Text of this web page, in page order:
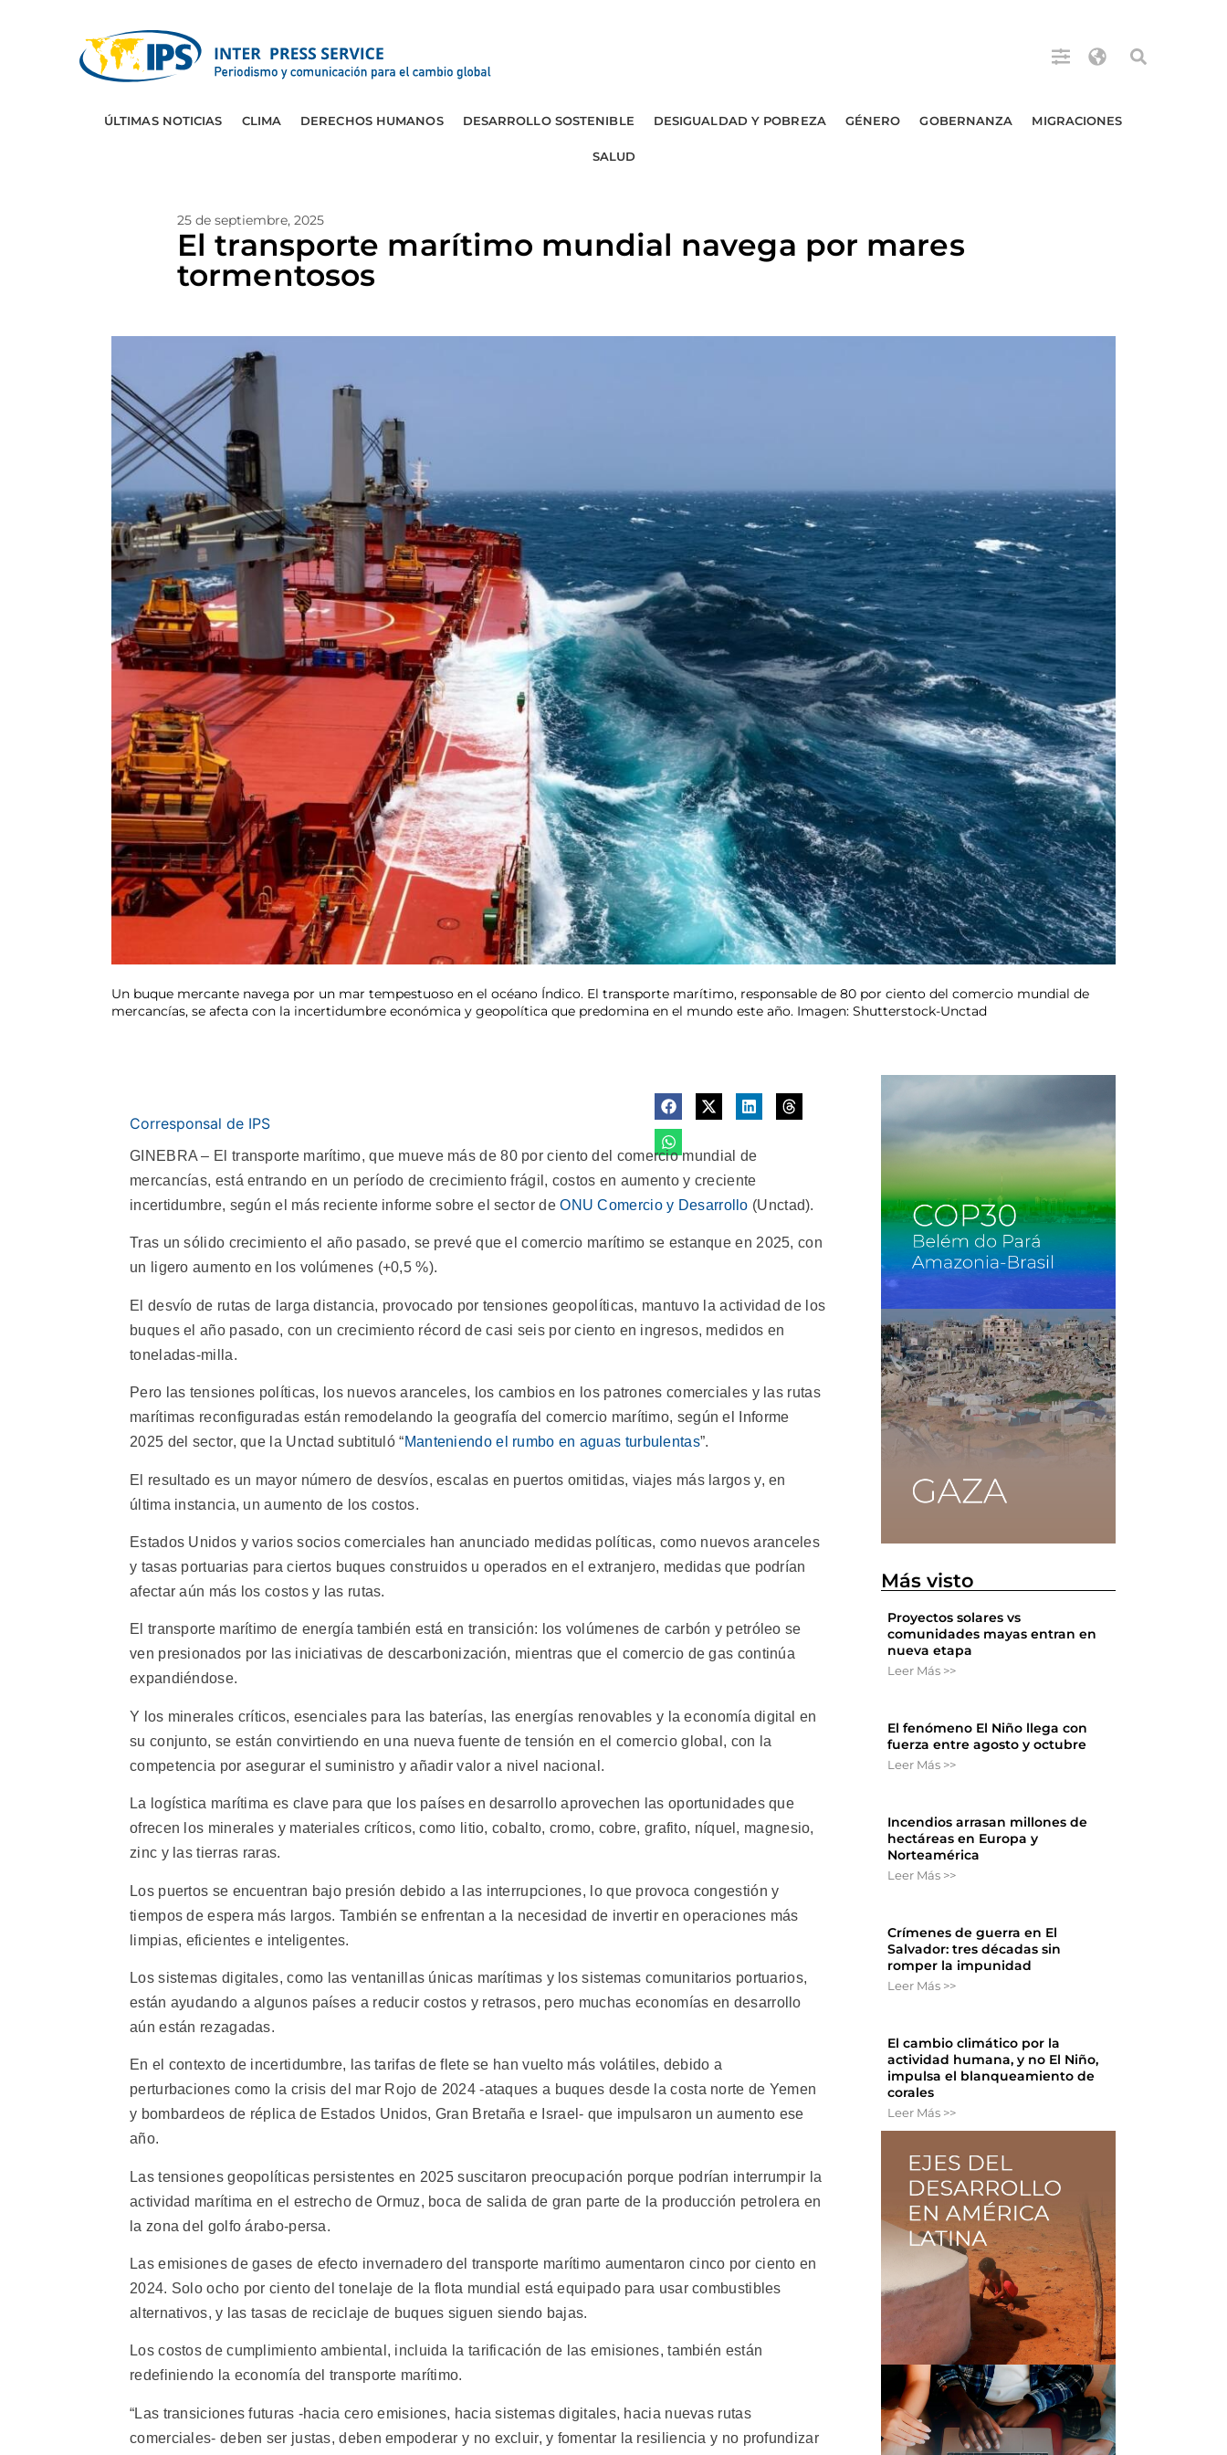
ÚLTIMAS NOTICIAS CLIMA DERECHOS HUMANOS DESARROLLO SOSTENIBLE DESIGUALDAD Y POBREZA GÉNERO GOBERNANZA MIGRACIONES
SALUD
25 de septiembre, 2025
El transporte marítimo mundial navega por mares
tormentosos
Un buque mercante navega por un mar tempestuoso en el océano Índico. El transporte marítimo, responsable de 80 por ciento del comercio mundial de
mercancías, se afecta con la incertidumbre económica y geopolítica que predomina en el mundo este año. Imagen: Shutterstock-Unctad
Corresponsal de IPS
GINEBRA – El transporte marítimo, que mueve más de 80 por ciento del comercio mundial de
mercancías, está entrando en un período de crecimiento frágil, costos en aumento y creciente
incertidumbre, según el más reciente informe sobre el sector deONU Comercio y Desarrollo (Unctad).
Tras un sólido crecimiento el año pasado, se prevé que el comercio marítimo se estanque en 2025, con
un ligero aumento en los volúmenes (+0,5 %).
El desvío de rutas de larga distancia, provocado por tensiones geopolíticas, mantuvo la actividad de los
buques el año pasado, con un crecimiento récord de casi seis por ciento en ingresos, medidos en
toneladas-milla.
Pero las tensiones políticas, los nuevos aranceles, los cambios en los patrones comerciales y las rutas
marítimas reconfiguradas están remodelando la geografía del comercio marítimo, según el Informe
2025 del sector, que la Unctad subtituló “Manteniendo el rumbo en aguas turbulentas”.
El resultado es un mayor número de desvíos, escalas en puertos omitidas, viajes más largos y, en
última instancia, un aumento de los costos.
Estados Unidos y varios socios comerciales han anunciado medidas políticas, como nuevos aranceles
y tasas portuarias para ciertos buques construidos u operados en el extranjero, medidas que podrían
afectar aún más los costos y las rutas.
El transporte marítimo de energía también está en transición: los volúmenes de carbón y petróleo se
ven presionados por las iniciativas de descarbonización, mientras que el comercio de gas continúa
expandiéndose.
Y los minerales críticos, esenciales para las baterías, las energías renovables y la economía digital en
su conjunto, se están convirtiendo en una nueva fuente de tensión en el comercio global, con la
competencia por asegurar el suministro y añadir valor a nivel nacional.
La logística marítima es clave para que los países en desarrollo aprovechen las oportunidades que
ofrecen los minerales y materiales críticos, como litio, cobalto, cromo, cobre, grafito, níquel, magnesio,
zinc y las tierras raras.
Los puertos se encuentran bajo presión debido a las interrupciones, lo que provoca congestión y
tiempos de espera más largos. También se enfrentan a la necesidad de invertir en operaciones más
limpias, eficientes e inteligentes.
Los sistemas digitales, como las ventanillas únicas marítimas y los sistemas comunitarios portuarios,
están ayudando a algunos países a reducir costos y retrasos, pero muchas economías en desarrollo
aún están rezagadas.
En el contexto de incertidumbre, las tarifas de flete se han vuelto más volátiles, debido a
perturbaciones como la crisis del mar Rojo de 2024 -ataques a buques desde la costa norte de Yemen
y bombardeos de réplica de Estados Unidos, Gran Bretaña e Israel- que impulsaron un aumento ese
año.
Las tensiones geopolíticas persistentes en 2025 suscitaron preocupación porque podrían interrumpir la
actividad marítima en el estrecho de Ormuz, boca de salida de gran parte de la producción petrolera en
la zona del golfo árabo-persa.
Las emisiones de gases de efecto invernadero del transporte marítimo aumentaron cinco por ciento en
2024. Solo ocho por ciento del tonelaje de la flota mundial está equipado para usar combustibles
alternativos, y las tasas de reciclaje de buques siguen siendo bajas.
Los costos de cumplimiento ambiental, incluida la tarificación de las emisiones, también están
redefiniendo la economía del transporte marítimo.
“Las transiciones futuras -hacia cero emisiones, hacia sistemas digitales, hacia nuevas rutas
comerciales- deben ser justas, deben empoderar y no excluir, y fomentar la resiliencia y no profundizar
Más visto
Proyectos solares vs
comunidades mayas entran en
nueva etapa
Leer Más >>
El fenómeno El Niño llega con
fuerza entre agosto y octubre
Leer Más >>
Incendios arrasan millones de
hectáreas en Europa y
Norteamérica
Leer Más >>
Crímenes de guerra en El
Salvador: tres décadas sin
romper la impunidad
Leer Más >>
El cambio climático por la
actividad humana, y no El Niño,
impulsa el blanqueamiento de
corales
Leer Más >>